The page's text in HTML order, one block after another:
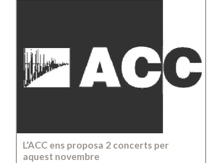
L’ACC ens proposa 2 concerts per
aquest novembre